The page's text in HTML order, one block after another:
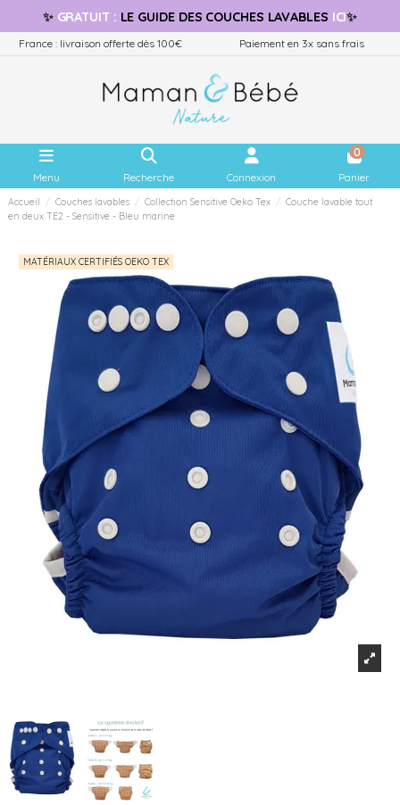
✨ GRATUIT: LE GUIDE DES COUCHES LAVABLES ICI✨
France : livraison offerte dès 100€ Paiement en 3x sans frais
Menu Recherche Connexion
0
Panier
Accueil Couches lavables Collection Sensitive Oeko Tex
Couche lavable tout
en deux TE2 - Sensitive - Bleu marine
MATÉRIAUX CERTIFIÉS OEKO TEX